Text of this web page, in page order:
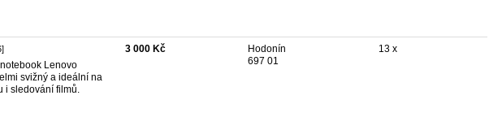
Lenovo
svižný a ideální na
i sledování filmů.
3 000 Kč
Hodonín
697 01
13 x